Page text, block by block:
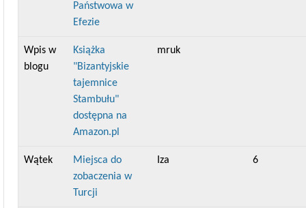
Państwowa w
Efezie
Wpis w
blogu
Książka
"Bizantyjskie
tajemnice
Stambułu"
dostępna na
Amazon.pl
mruk
Wątek
Miejsca do
zobaczenia w
Turcji
Iza 6